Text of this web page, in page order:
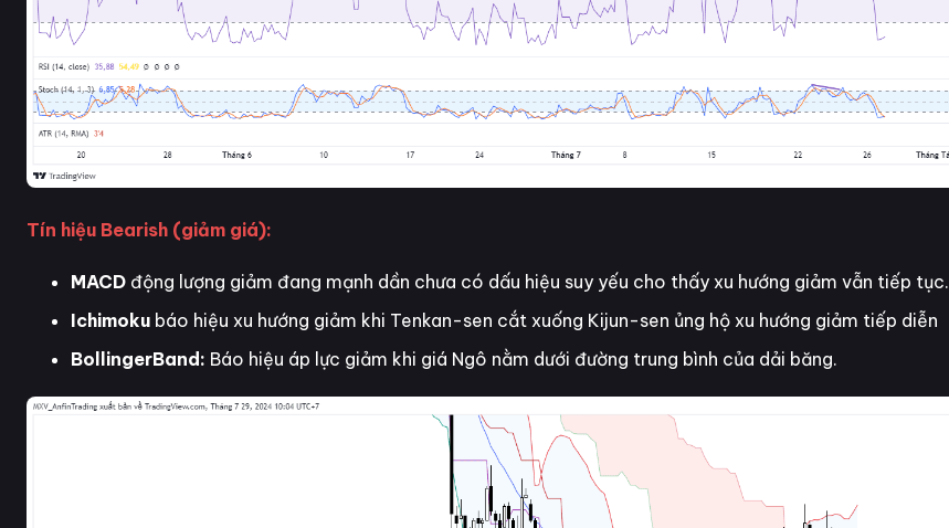
Tín hiệu Bearish (giảm giá):
MACD động lượng giảm đang mạnh dần chưa có dấu hiệu suy yếu cho thấy xu hướng giảm vẫn tiếp tục.
Ichimoku báo hiệu xu hướng giảm khi Tenkan-sen cắt xuống Kijun-sen ủng hộ xu hướng giảm tiếp diễn
BollingerBand: Báo hiệu áp lực giảm khi giá Ngô nằm dưới đường trung bình của dải băng.